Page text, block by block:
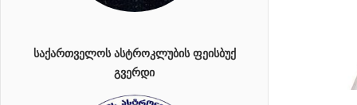
ᲡᲐᲥᲐᲠᲗᲕᲔᲚᲝᲡ ᲐᲡᲢᲠᲝᲙᲚᲣᲑᲘᲡ ᲤᲔᲘᲡᲑᲣᲥ
ᲒᲕᲔᲠᲓᲘ